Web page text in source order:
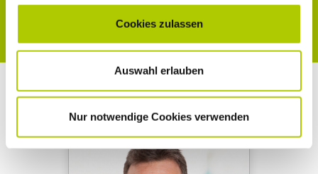
Cookies zulassen
Auswahl erlauben
Nur notwendige Cookies verwenden